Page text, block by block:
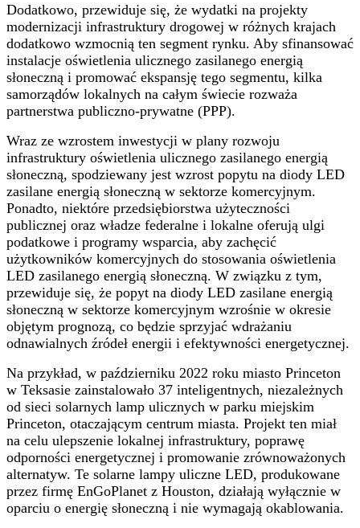
Dodatkowo, przewiduje się, że wydatki na projekty
modernizacji infrastruktury drogowej w różnych krajach
dodatkowo wzmocnią ten segment rynku. Aby sfinansować
instalacje oświetlenia ulicznego zasilanego energią
słoneczną i promować ekspansję tego segmentu, kilka
samorządów lokalnych na całym świecie rozważa
partnerstwa publiczno-prywatne (PPP).
Wraz ze wzrostem inwestycji w plany rozwoju
infrastruktury oświetlenia ulicznego zasilanego energią
słoneczną, spodziewany jest wzrost popytu na diody LED
zasilane energią słoneczną w sektorze komercyjnym.
Ponadto, niektóre przedsiębiorstwa użyteczności
publicznej oraz władze federalne i lokalne oferują ulgi
podatkowe i programy wsparcia, aby zachęcić
użytkowników komercyjnych do stosowania oświetlenia
LED zasilanego energią słoneczną. W związku z tym,
przewiduje się, że popyt na diody LED zasilane energią
słoneczną w sektorze komercyjnym wzrośnie w okresie
objętym prognozą, co będzie sprzyjać wdrażaniu
odnawialnych źródeł energii i efektywności energetycznej.
Na przykład, w październiku 2022 roku miasto Princeton
w Teksasie zainstalowało 37 inteligentnych, niezależnych
od sieci solarnych lamp ulicznych w parku miejskim
Princeton, otaczającym centrum miasta. Projekt ten miał
na celu ulepszenie lokalnej infrastruktury, poprawę
odporności energetycznej i promowanie zrównoważonych
alternatyw. Te solarne lampy uliczne LED, produkowane
przez firmę EnGoPlanet z Houston, działają wyłącznie w
oparciu o energię słoneczną i nie wymagają okablowania.